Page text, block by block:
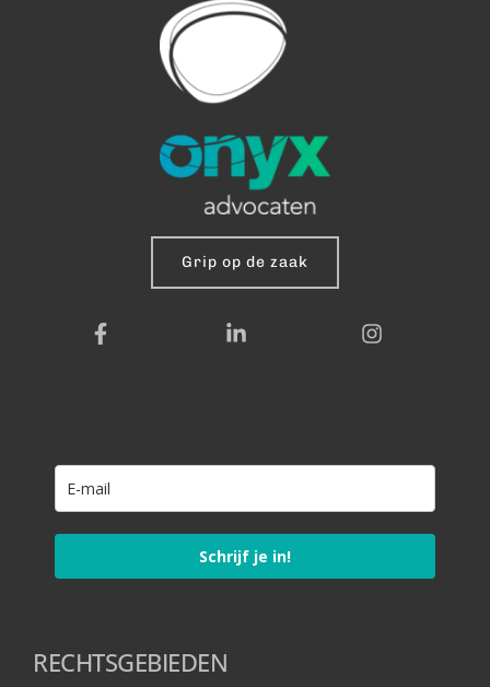
Grip op de zaak
Schrijf je in!
RECHTSGEBIEDEN